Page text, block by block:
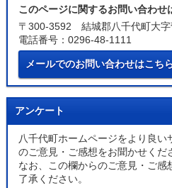
このページに関するお問い合わせ
〒300-3592 結城郡八千代町大字
電話番号：0296-48-1111
メールでのお問い合わせはこち
アンケート
八千代町ホームページをより良い
のご意見・ご感想をお聞かせくだ
なお、この欄からのご意見・ご
了承ください。